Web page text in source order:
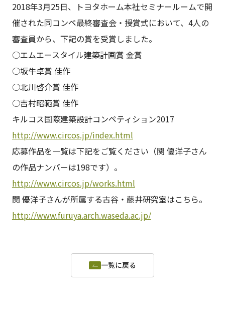
2018年3月25日、トヨタホーム本社セミナールームで開
催された同コンペ最終審査会・授賞式において、4人の
審査員から、下記の賞を受賞しました。
○エムエースタイル建築計画賞 金賞
○坂牛卓賞 佳作
○北川啓介賞 佳作
○吉村昭範賞 佳作
キルコス国際建築設計コンペティション2017
http://www.circos.jp/index.html
応募作品を一覧は下記をご覧ください（関 優洋子さん
の作品ナンバーは198です）。
http://www.circos.jp/works.html
関 優洋子さんが所属する古谷・藤井研究室はこちら。
http://www.furuya.arch.waseda.ac.jp/
一覧に戻る